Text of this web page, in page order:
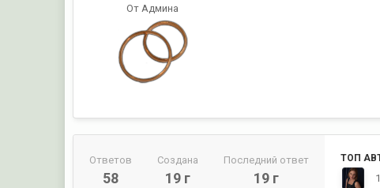
От Админа
Ответов
58
Создана
19 г
Последний ответ
19 г
ТОП